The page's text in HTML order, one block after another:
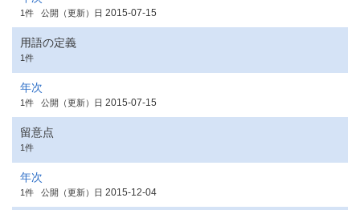
1件 公開（更新）日 2015-07-15
用語の定義
1件
年次
1件 公開（更新）日 2015-07-15
留意点
1件
年次
1件 公開（更新）日 2015-12-04